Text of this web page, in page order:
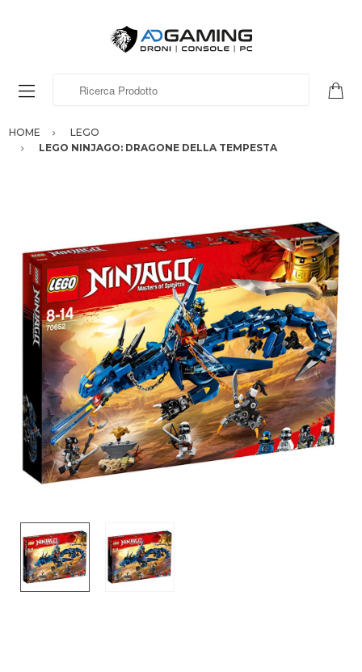
HOME
LEGO
LEGO NINJAGO: DRAGONE DELLA TEMPESTA